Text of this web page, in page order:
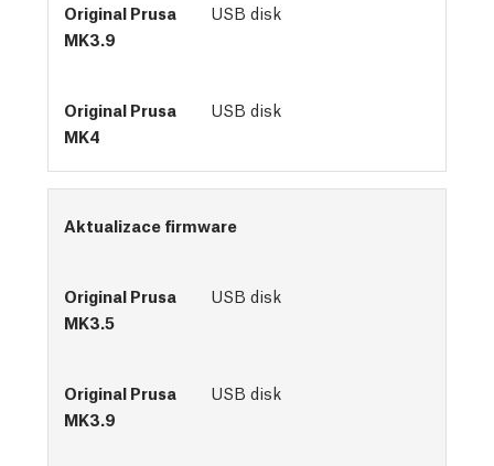
USB disk
USB disk
Aktualizace firmware
USB disk
USB disk